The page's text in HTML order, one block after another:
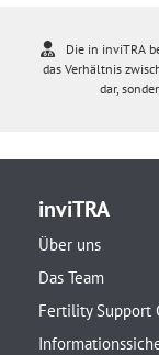
Die in inviTRA
das Verhältnis
dar,
inviTRA
Über uns
Das Team
Fertility Support